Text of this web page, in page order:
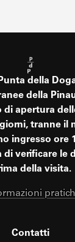
della
della
di apertura
tranne il
ingresso ore
di verificare le
della visita.
Contatti